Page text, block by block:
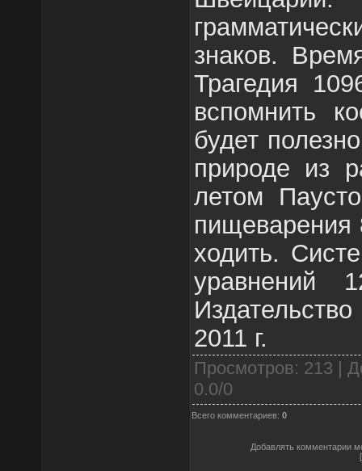
знаков.
Трагедия
вспомнить
будет
природе из
летом
ходить.
уравнений
2011 г.
Просмотров: 213 |
0.0/0
Всего комментариев: 0
Добавлять комментарии